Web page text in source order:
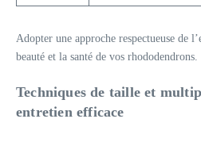
Adopter une approche respectueuse de
beauté et la santé de vos rhododendrons.
Techniques de taille et
entretien efficace